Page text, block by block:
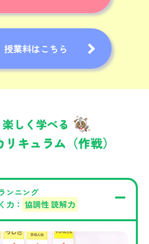
授業料はこちら
楽しく学べる
キュラム（作戦）
ンニング
力： 協調性 読解力